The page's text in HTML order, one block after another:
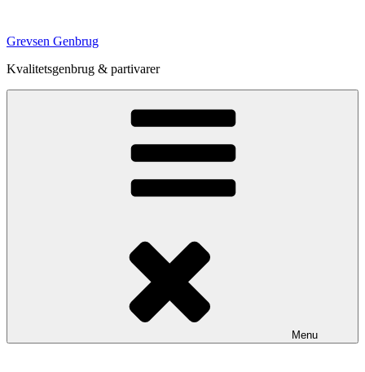
indhold
Grevsen Genbrug
Kvalitetsgenbrug & partivarer
Menu